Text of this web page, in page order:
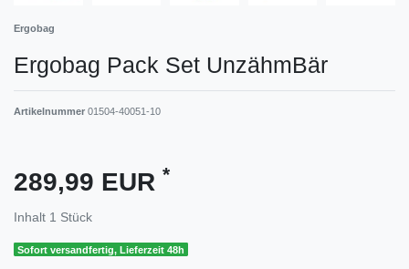
Ergobag
Ergobag Pack Set UnzähmBär
Artikelnummer 01504-40051-10
289,99 EUR *
Inhalt 1 Stück
Sofort versandfertig, Lieferzeit 48h